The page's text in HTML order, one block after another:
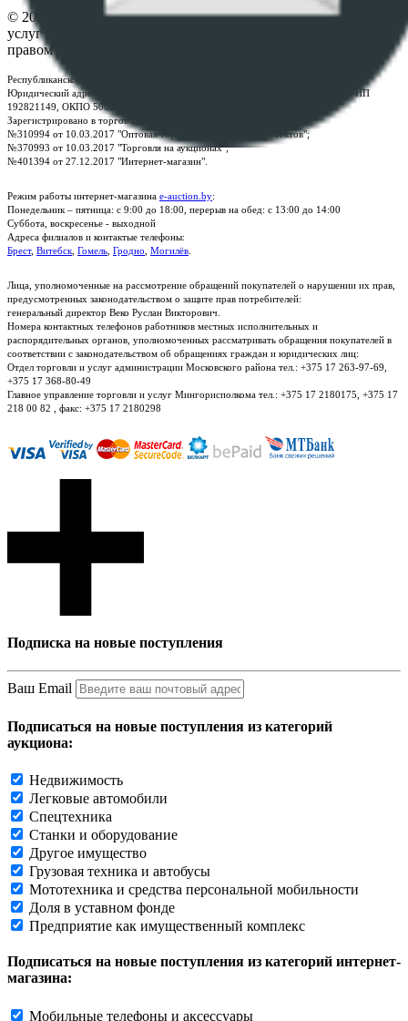
© 2026 Республиканское унитарное предприятие по оказанию
услуг "БелЮрОбеспечение" - Все права защищены авторским
правом
Республиканское унитарное предприятие по оказанию услуг "БелЮрОбеспечение"
Юридический адрес: г. Минск, пр-т. Дзержинского, 1Б, e-mail:
, УНП
192821149, ОКПО 500111895000
Зарегистрировано в торговом реестре Республики Беларусь:
№310994 от 10.03.2017 "Оптовая торговля без торговых объектов";
№370993 от 10.03.2017 "Торговля на аукционах";
№401394 от 27.12.2017 "Интернет-магазин".
Режим работы интернет-магазина e-auction.by:
Понедельник – пятница: с 9:00 до 18:00, перерыв на обед: с 13:00 до 14:00
Суббота, воскресенье - выходной
Адреса филиалов и контактые телефоны:
Брест, Витебск Гомель Гродно Могилёв
Лица, уполномоченные на рассмотрение обращений покупателей о нарушении их прав,
предусмотренных законодательством о защите прав потребителей:
генеральный директор Веко Руслан Викторович.
Номера контактных телефонов работников местных исполнительных и
распорядительных органов, уполномоченных рассматривать обращения покупателей в
соответствии с законодательством об обращениях граждан и юридических лиц:
Отдел торговли и услуг администрации Московского района тел.: +375 17 263-97-69,
+375 17 368-80-49
Главное управление торговли и услуг Мингорисполкома тел.: +375 17 2180175, +375 17
218 00 82 , факс: +375 17 2180298
Подписка на новые поступления
Ваш Email
Подписаться на новые поступления из категорий
аукциона:
Недвижимость
Легковые автомобили
Спецтехника
Станки и оборудование
Другое имущество
Грузовая техника и автобусы
Мототехника и средства персональной мобильности
Доля в уставном фонде
Предприятие как имущественный комплекс
Подписаться на новые поступления из категорий интернет-
магазина:
Мобильные телефоны и аксессуары